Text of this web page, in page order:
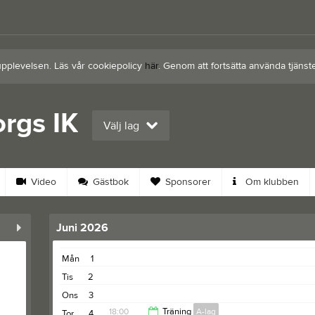
Läs vår cookiepolicy här. Genom att fortsätta använda
IK Välj lag
Video Gästbok Sponsorer Om klubben
Juni 2026
1
Mån
2
Tis
3
Ons
18:00 Träning A-lag